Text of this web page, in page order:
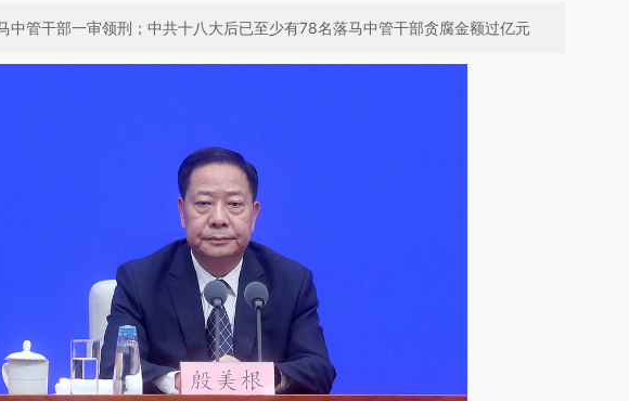
中管干部一审领刑；中共十八大后已至少有78名落马中管干部贪腐金额过亿元